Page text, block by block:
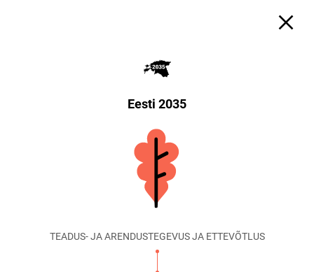
Eesti 2035
TEADUS- JA ARENDUSTEGEVUS JA ETTEVÕTLUS